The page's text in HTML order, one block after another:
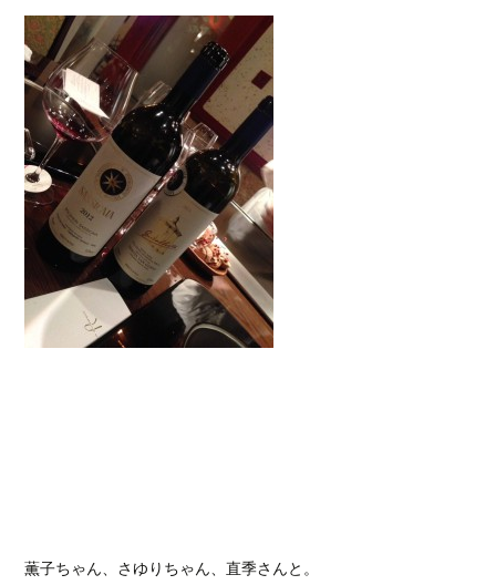
薫子ちゃん、さゆりちゃん、直季さんと。